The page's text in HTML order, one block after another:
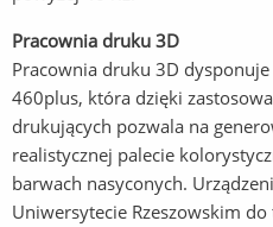
Pracownia druku 3D
Pracownia druku 3D dysponuje
460plus, która dzięki
drukujących pozwala na
realistycznej palecie
barwach nasyconych.
Uniwersytecie Rzeszowskim